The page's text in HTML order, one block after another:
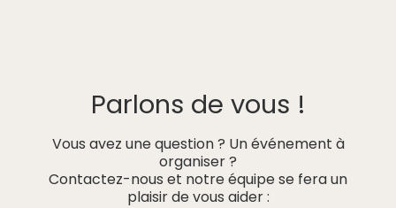
Parlons de vous !
Vous avez une question ? Un événement à
organiser ?
Contactez-nous et notre équipe se fera un
plaisir de vous aider :